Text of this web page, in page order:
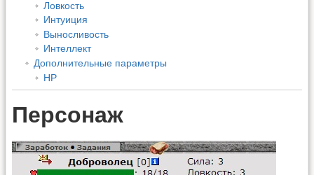
Ловкость
Интуиция
Выносливость
Интеллект
Дополнительные параметры
HP
Персонаж